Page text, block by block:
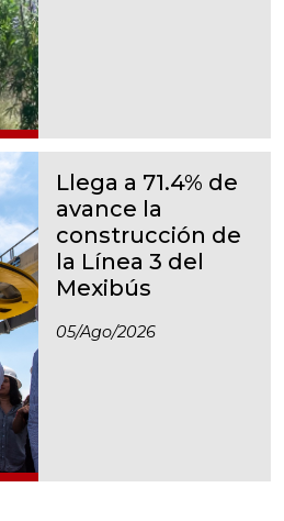
Llega a 71.4% de
avance la
construcción de
la Línea 3 del
Mexibús
05/ago/2026